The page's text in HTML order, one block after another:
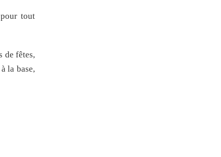
tout
de fêtes,
la base,